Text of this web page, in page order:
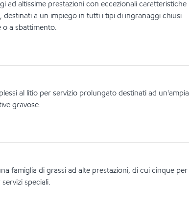
ad altissime prestazioni con eccezionali caratteristiche
destinati a un impiego in tutti i tipi di ingranaggi chiusi
o a sbattimento.
al litio per servizio prolungato destinati ad un'ampia
gravose.
famiglia di grassi ad alte prestazioni, di cui cinque per
speciali.